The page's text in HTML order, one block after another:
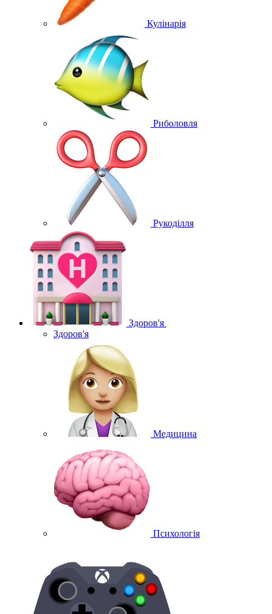
Кулінарія
Риболовля
Рукоділля
Здоров'я
Здоров'я
Медицина
Психологія